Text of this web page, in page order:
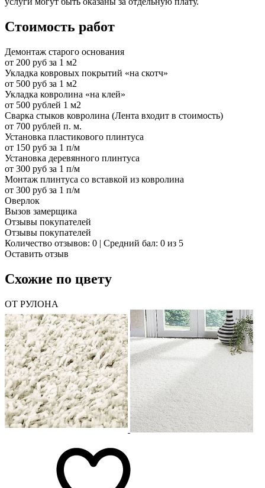
Стоимость работ
Демонтаж старого основания
от 200 руб за 1 м2
Укладка ковровых покрытий «на скотч»
от 500 руб за 1 м2
Укладка ковролина «на клей»
от 500 рублей 1 м2
Сварка стыков ковролина (Лента входит в стоимость)
от 700 рублей п. м.
Установка пластикового плинтуса
от 150 руб за 1 п/м
Установка деревянного плинтуса
от 300 руб за 1 п/м
Монтаж плинтуса со вставкой из ковролина
от 300 руб за 1 п/м
Оверлок
Вызов замерщика
Отзывы покупателей
Отзывы покупателей
Количество отзывов: 0 | Средний бал: 0 из 5
Оставить отзыв
Схожие по цвету
ОТ РУЛОНА